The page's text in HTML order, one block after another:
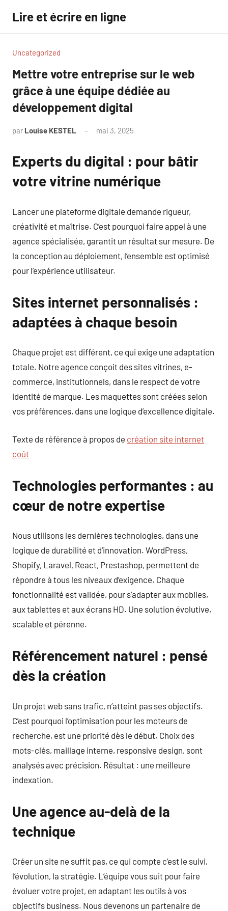
contenu
Lire et écrire en ligne
Uncategorized
Mettre votre entreprise sur le web
grâce à une équipe dédiée au
développement digital
par Louise KESTEL mai 3, 2025
Experts du digital : pour bâtir
votre vitrine numérique
Lancer une plateforme digitale demande rigueur,
créativité et maîtrise. C’est pourquoi faire appel à une
agence spécialisée, garantit un résultat sur mesure. De
la conception au déploiement, l’ensemble est optimisé
pour l’expérience utilisateur.
Sites internet personnalisés :
adaptées à chaque besoin
Chaque projet est différent, ce qui exige une adaptation
totale. Notre agence conçoit des sites vitrines, e-
commerce, institutionnels, dans le respect de votre
identité de marque. Les maquettes sont créées selon
vos préférences, dans une logique d’excellence digitale.
Texte de référence à propos de création site internet
coût
Technologies performantes : au
cœur de notre expertise
Nous utilisons les dernières technologies, dans une
logique de durabilité et d’innovation. WordPress,
Shopify, Laravel, React, Prestashop, permettent de
répondre à tous les niveaux d’exigence. Chaque
fonctionnalité est validée, pour s’adapter aux mobiles,
aux tablettes et aux écrans HD. Une solution évolutive,
scalable et pérenne.
Référencement naturel : pensé
dès la création
Un projet web sans trafic, n’atteint pas ses objectifs.
C’est pourquoi l’optimisation pour les moteurs de
recherche, est une priorité dès le début. Choix des
mots-clés, maillage interne, responsive design, sont
analysés avec précision. Résultat : une meilleure
indexation.
Une agence au-delà de la
technique
Créer un site ne suffit pas, ce qui compte c’est le suivi,
l’évolution, la stratégie. L’équipe vous suit pour faire
évoluer votre projet, en adaptant les outils à vos
objectifs business. Nous devenons un partenaire de